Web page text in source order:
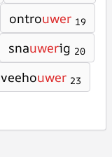
ontrouwer 19
snauwerig 20
veehouwer 23